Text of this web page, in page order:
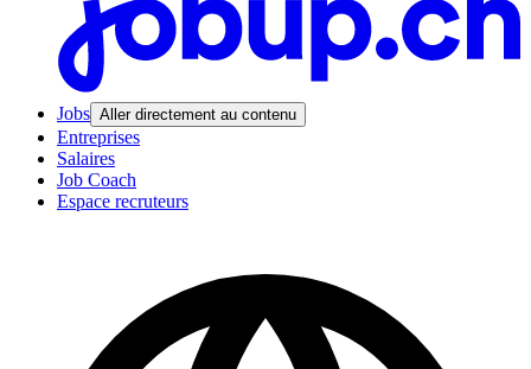
Jobs Aller directement au contenu
Entreprises
Salaires
Job Coach
Espace recruteurs